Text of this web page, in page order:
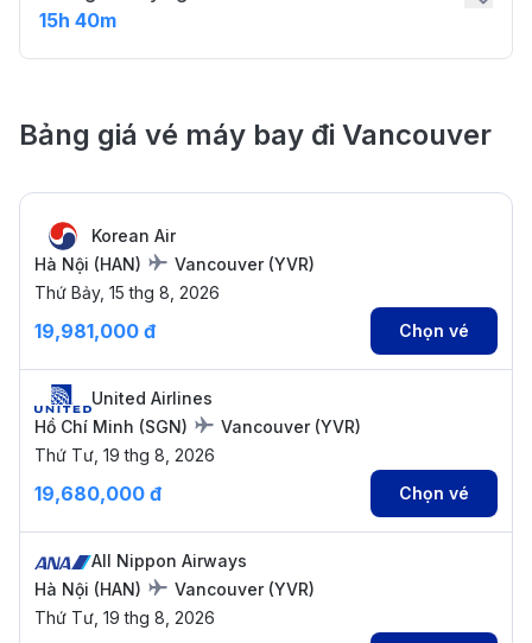
15h 40m
Bảng giá vé máy bay đi Vancouver
Korean Air
Hà Nội (HAN) Vancouver(YVR)
Thứ Bảy, 15 thg 8, 2026
19,981,000 đ Chọn vé
United Airlines
Hồ Chí Minh (SGN) Vancouver(YVR)
Thứ Tư, 19 thg 8, 2026
19,680,000 đ Chọn vé
All Nippon Airways
Hà Nội (HAN) Vancouver(YVR)
Thứ Tư, 19 thg 8, 2026